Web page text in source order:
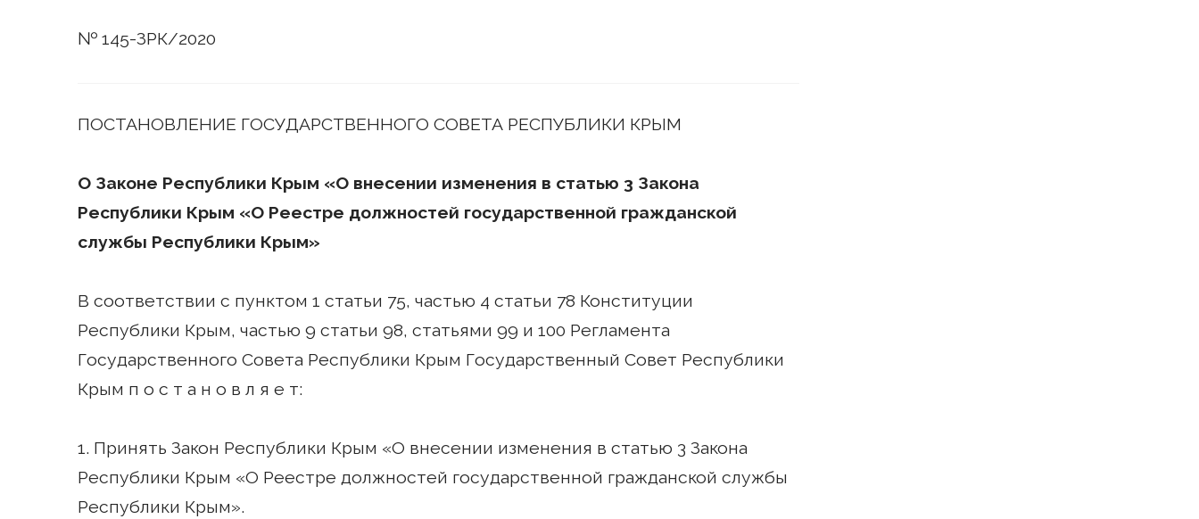
№ 145-ЗРК/2020
ПОСТАНОВЛЕНИЕ ГОСУДАРСТВЕННОГО СОВЕТА РЕСПУБЛИКИ КРЫМ
О Законе Республики Крым «О внесении изменения в статью 3 Закона
Республики Крым «О Реестре должностей государственной гражданской
службы Республики Крым»
В соответствии с пунктом 1 статьи 75, частью 4 статьи 78 Конституции
Республики Крым, частью 9 статьи 98, статьями 99 и 100 Регламента
Государственного Совета Республики Крым Государственный Совет Республики
Крым п о с т а н о в л я е т:
1. Принять Закон Республики Крым «О внесении изменения в статью 3 Закона
Республики Крым «О Реестре должностей государственной гражданской службы
Республики Крым».